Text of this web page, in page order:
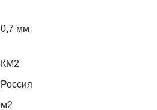
0,7 мм
КМ2
Россия
м2